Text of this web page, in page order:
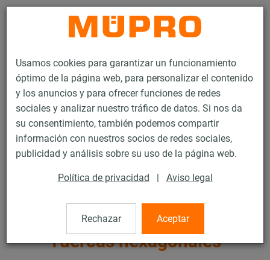
Usamos cookies para garantizar un funcionamiento
óptimo de la página web, para personalizar el contenido
y los anuncios y para ofrecer funciones de redes
sociales y analizar nuestro tráfico de datos. Si nos da
su consentimiento, también podemos compartir
información con nuestros socios de redes sociales,
publicidad y análisis sobre su uso de la página web.
Política de privacidad | Aviso legal
Rechazar Aceptar
Productos
Tecnología de soportación
Productos galv. por inmersión en caliente
Accesorios de montaje galvanizados por inmersión en caliente
Tuercas hexagonales